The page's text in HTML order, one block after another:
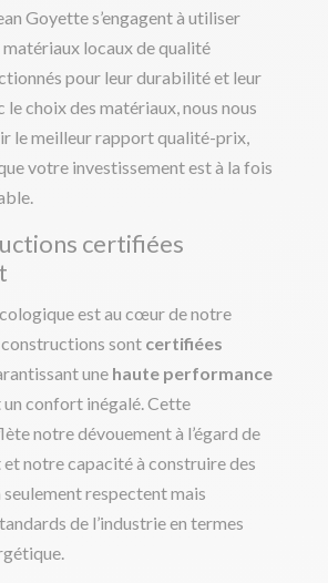
Goyette s’engagent à utiliser
locaux de qualité
pour leur durabilité et leur
le choix des matériaux, nous nous
le meilleur rapport qualité-prix,
votre investissement est à la fois
certifiées
est au cœur de notre
sont certifiées
une haute performance
confort inégalé. Cette
notre dévouement à l’égard de
et notre capacité à construire des
seulement respectent mais
de l’industrie en termes